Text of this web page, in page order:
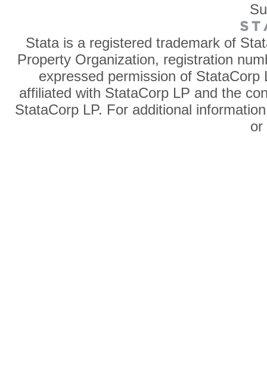
Stata is a registered trademark of
Property Organization, registration
expressed permission of
affiliated with StataCorp LP and the
StataCorp LP. For additional
or